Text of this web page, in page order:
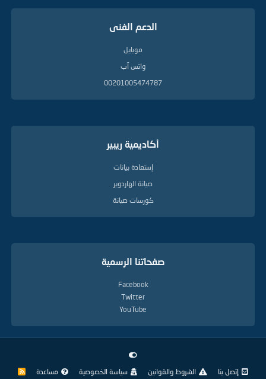
الدعم الفنى
موبايل
واتس آب
00201005474787
أكاديمية ريبير
إستعادة بيانات
صيانة الهاردوير
كورسات صيانة
صفحاتنا الرسمية
Facebook
Twitter
YouTube
إتصل بنا الشروط والقوانين سياسة الخصوصية مساعدة
R